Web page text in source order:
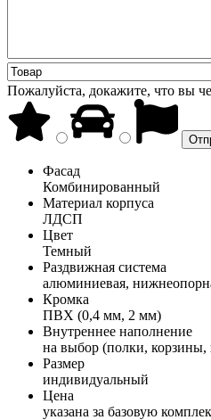
Пожалуйста, докажите, что вы
Фасад
Комбинированный
Материал корпуса
ЛДСП
Цвет
Темный
Раздвижная система
алюминиевая,
Кромка
ПВХ (0,4 мм, 2 мм)
Внутреннее наполнение
на выбор (полки, корзины,
Размер
индивидуальный
Цена
указана за базовую